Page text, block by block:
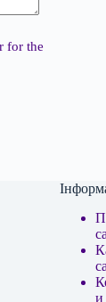
for the
и